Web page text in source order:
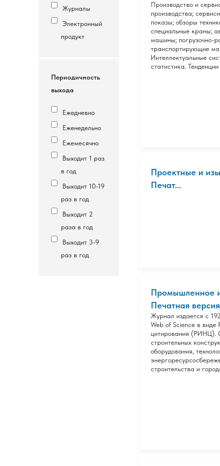
Журналы
Электронный
продукт
Периодичность
выхода
Ежедневно
Еженедельно
Ежемесячно
Выходит 1 раз
в год
Выходит 10-19
раз в год
Выходит 2
раза в год
Выходит 3-9
раз в год
Производство и
производства;
показы; обзоры
специальные краны;
машины; погрузочно-
транспортирующие
Интеллектуальные
статистика.
Проектные и
Печат...
Промышленное и
Печатная версия
Журнал издается с
Web of Science в виде
цитирования (РИНЦ).
строительных
оборудования,
строительства и